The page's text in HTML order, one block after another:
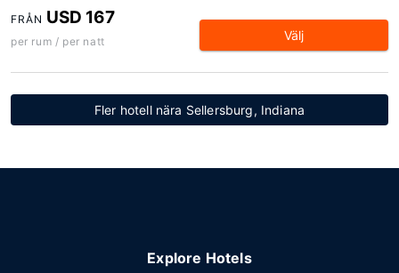
FRÅN USD 167
per rum / per natt Välj
Fler hotell nära Sellersburg, Indiana
Explore Hotels